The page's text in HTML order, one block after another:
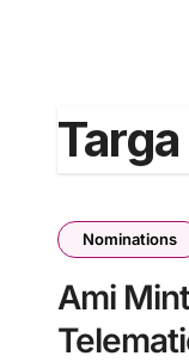
Nominations
Ami